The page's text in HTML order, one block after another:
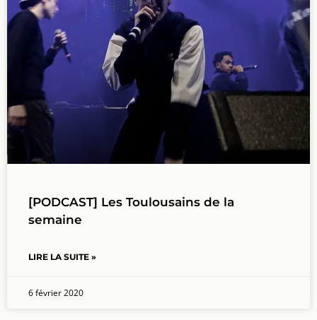
[PODCAST] Les Toulousains de la
semaine
LIRE LA SUITE »
6 février 2020